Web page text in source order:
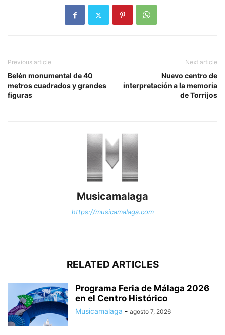
Previous article
Belén monumental de 40
metros cuadrados y grandes
figuras
Next article
Nuevo centro de
interpretación a la memoria
de Torrijos
Musicamalaga
https://musicamalaga.com
RELATED ARTICLES
Programa Feria de Málaga 2026
en el Centro Histórico
Musicamalaga - agosto 7, 2026